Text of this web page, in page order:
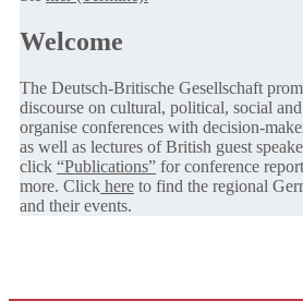
Welcome
The Deutsch-Britische Gesellschaft
discourse on cultural, political, social
organise conferences with decision-
as well as lectures of British guest
click “Publications” for conference
more. Click here to find the regional
and their events.